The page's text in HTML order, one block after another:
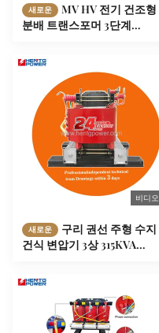
새로운
MV HV 전기 건조형
분배 트랜스포머 3단계
비디오
새로운
구리 권선 주형 수지
건식 변압기 3상 315KVA